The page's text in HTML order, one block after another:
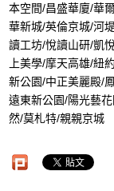
本空間/昌盛華廈/華
華新城/英倫京城/河
讀工坊/悅讀山研/凱
上美學/摩天高雄/紐
新公園/中正美麗殿/
遠東新公園/陽光藝
然/莫札特/親親京城